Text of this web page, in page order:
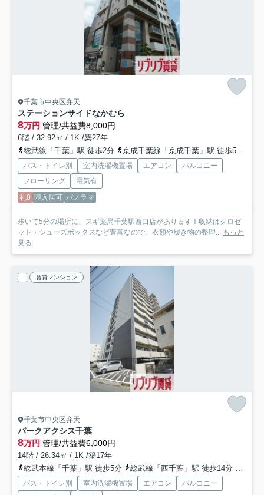
千葉市中央区弁天
ステーションサイドなかむら
8万円 管理/共益費8,000円
6階 / 32.92㎡ / 1K /築27年
総武線「千葉」駅 徒歩2分
京成千葉線「京成千葉」駅 徒歩5分
バス・トイレ別 室内洗濯機置場 エアコン
バルコニー
フローリング
電気有
礼0 即入居可 パノラマ
歩いて5分の場所に、スギ薬局千葉駅西口店があります！収納はクロゼ
ット・シューズボックスなど豊富なので、衣類や履き物の整理... もっと
見る
賃貸マンション
千葉市中央区弁天
パークアクシス千葉
8万円 管理/共益費6,000円
14階 / 26.34㎡ / 1K /築17年
総武本線「千葉」駅 徒歩5分
総武線「西千葉」駅 徒歩14分 京成
バス・トイレ別 室内洗濯機置場 エアコン
バルコニー